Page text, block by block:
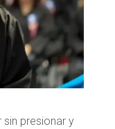
presionar y